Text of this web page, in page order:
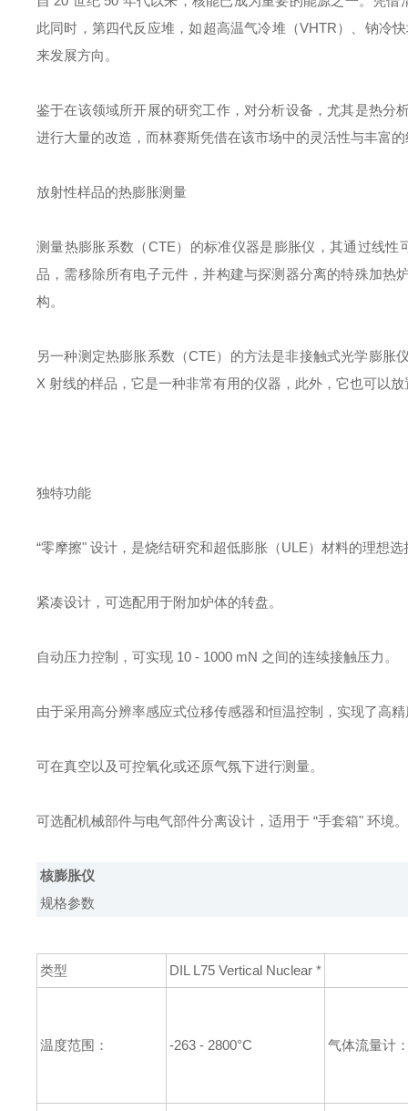
此同时，第四代反应堆，如超高温气冷堆（VHTR）、钠冷
来发展方向。
鉴于在该领域所开展的研究工作，对分析设备，尤其是热分
进行大量的改造，而林赛斯凭借在该市场中的灵活性与丰富
放射性样品的热膨胀测量
测量热膨胀系数（CTE）的标准仪器是膨胀仪，其通过线
品，需移除所有电子元件，并构建与探测器分离的特殊加热
构。
另一种测定热膨胀系数（CTE）的方法是非接触式光学膨
X 射线的样品，它是一种非常有用的仪器，此外，它也可以
独特功能
“零摩擦" 设计，是烧结研究和超低膨胀（ULE）材料的理想选
紧凑设计，可选配用于附加炉体的转盘。
自动压力控制，可实现 10 - 1000 mN 之间的连续接触压力。
由于采用高分辨率感应式位移传感器和恒温控制，实现了高
可在真空以及可控氧化或还原气氛下进行测量。
可选配机械部件与电气部件分离设计，适用于 “手套箱" 环境。
核膨胀仪
规格参数
类型 DIL L75 Vertical Nuclear *
温度范围： -263 - 2800°C 气体流量计